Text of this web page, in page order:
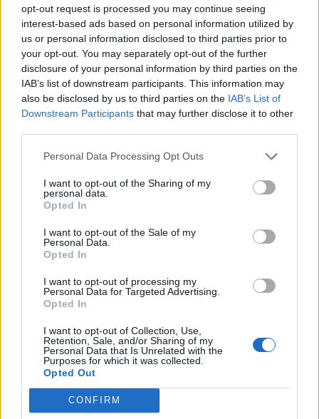
opt-out request is processed you may continue seeing
interest-based ads based on personal information utilized by
us or personal information disclosed to third parties prior to
your opt-out. You may separately opt-out of the further
disclosure of your personal information by third parties on the
IAB’s list of downstream participants. This information may
also be disclosed by us to third parties on the IAB’s List of
Downstream Participants that may further disclose it to other
Personal Data Processing Opt Outs
I want to opt-out of the Sharing of my
personal data.
Opted In
I want to opt-out of the Sale of my
Personal Data.
Opted In
I want to opt-out of processing my
Personal Data for Targeted Advertising.
Opted In
I want to opt-out of Collection, Use,
Retention, Sale, and/or Sharing of my
Personal Data that Is Unrelated with the
Purposes for which it was collected.
Opted Out
CONFIRM
Ωστόσο, είδαν μία αμυντική αδράνεια να τους
στερεί ένα τεράστιο διπλό. Ο βαθμός έστειλε
τους γηπεδούχους στο +2 από τον Άρη.
Η ομάδα του Λεωνίδα Βόκολου από την άλλη
«έπιασε» τον Λεβαδειακό στην 13η θέση της
βαθμολογίας της Stoiximan Super League.